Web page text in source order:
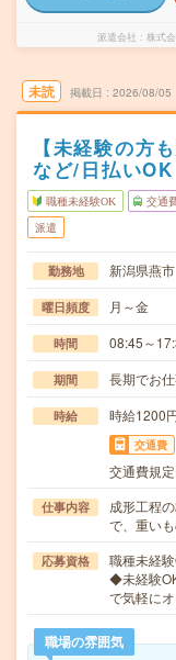
派遣会社 株式
未読 掲載日 2026/08/05
【未経験の方
など/日払いOK
職種未経験OK 交通
派遣
勤務地 新潟県燕市
曜日頻度 月～金
時間 08:45～
期間 長期でお
時給 時給1200
交通費
交通費規
仕事内容
成形工程
で、重い
応募資格
職種未経
◆未経験
で気軽に
職場の雰囲気